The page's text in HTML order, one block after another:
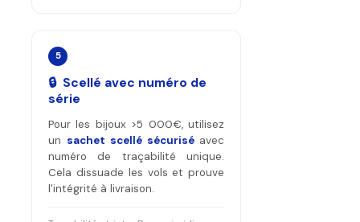
5
🔒 Scellé avec numéro de
série
Pour les bijoux >5 000€, utilisez
un sachet scellé sécuriséavec
numéro de traçabilité unique.
Cela dissuade les vols et prouve
l'intégrité à livraison.